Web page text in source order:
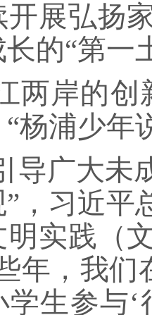
开展弘扬
的“第一
两岸的
杨浦少年
导广大未
，习近平
明实践（
年，我们
学生参与